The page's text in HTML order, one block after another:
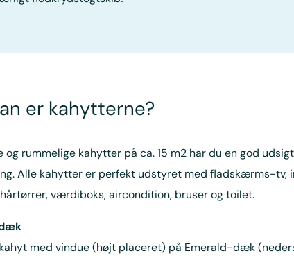
er kahytterne?
og rummelige kahytter på ca. 15 m2 har du en god
Alle kahytter er perfekt udstyret med fladskærms-tv,
hårtørrer, værdiboks, aircondition, bruser og toilet.
med vindue (højt placeret) på Emerald-dæk